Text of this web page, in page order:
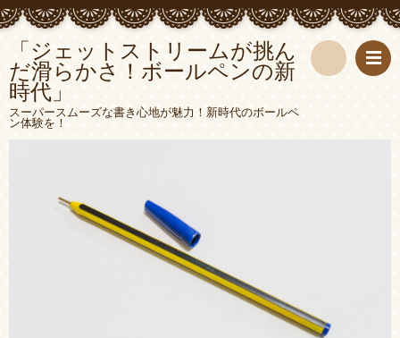
「ジェットストリームが挑ん
だ滑らかさ！ボールペンの新
時代」
スーパースムーズな書き心地が魅力！新時代のボールペ
ン体験を！